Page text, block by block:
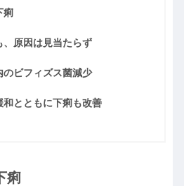
痢
、原因は見当たらず
のビフィズス菌減少
和とともに下痢も改善
痢